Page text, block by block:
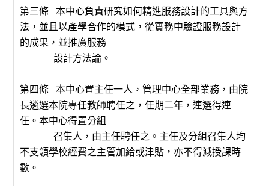
第三條 本中心負責研究如何精進服務設計的工具與方
法，並且以產學合作的模式，從實務中驗證服務設計
的成果，並推廣服務
設計方法論。
第四條 本中心置主任一人，管理中心全部業務，由院
長遴選本院專任教師聘任之，任期二年，連選得連
任。本中心得置分組
召集人，由主任聘任之。主任及分組召集人均
不支領學校經費之主管加給或津貼，亦不得減授課時
數。